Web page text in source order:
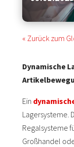
« Zurück zum
Dynamische
Ein
Lagersysteme.
Regalsysteme
Großhandel